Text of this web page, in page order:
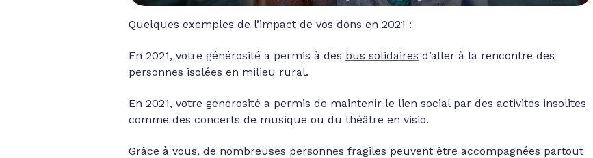
Quelques exemples de l’impact de vos dons en 2021 :
En 2021, votre générosité a permis à des bus solidaires d’aller à la rencontre des
personnes isolées en milieu rural.
En 2021, votre générosité a permis de maintenir le lien social par desactivités insolites
comme des concerts de musique ou du théâtre en visio.
Grâce à vous, de nombreuses personnes fragiles peuvent être accompagnées partout